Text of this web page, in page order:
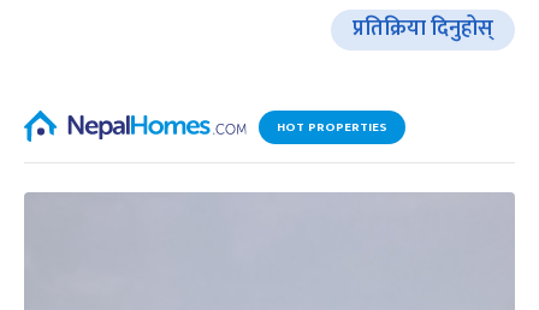
प्रतिक्रिया दिनुहोस्
HOT PROPERTIES